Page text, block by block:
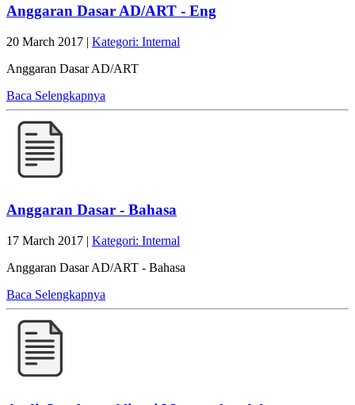
Anggaran Dasar AD/ART - Eng
20 March 2017 | Kategori: Internal
Anggaran Dasar AD/ART
Baca Selengkapnya
Anggaran Dasar - Bahasa
17 March 2017 | Kategori: Internal
Anggaran Dasar AD/ART - Bahasa
Baca Selengkapnya